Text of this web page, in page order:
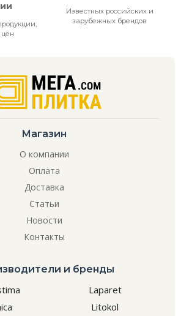
Известных российских и
зарубежных брендов
Магазин
О компании
Оплата
Доставка
Статьи
Новости
Контакты
и бренды
Laparet
Litokol